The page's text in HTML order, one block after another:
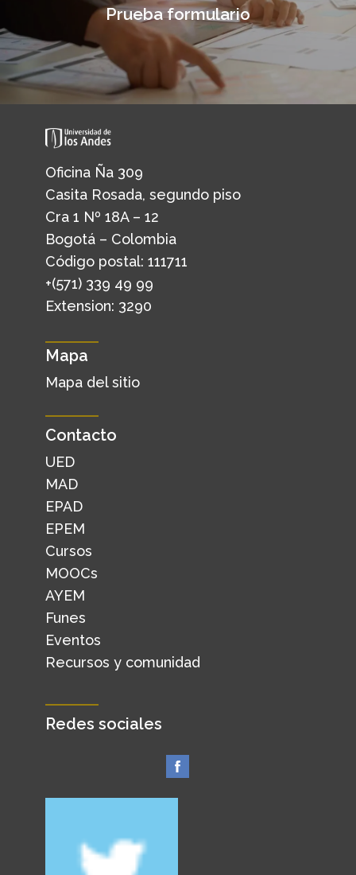
Prueba formulario
Oficina Ña 309
Casita Rosada, segundo piso
Cra 1 Nº 18A – 12
Bogotá – Colombia
Código postal: 111711
+(571) 339 49 99
Extension: 3290
Mapa
Mapa del sitio
Contacto
UED
MAD
EPAD
EPEM
Cursos
MOOCs
AYEM
Funes
Eventos
Recursos y comunidad
Redes sociales